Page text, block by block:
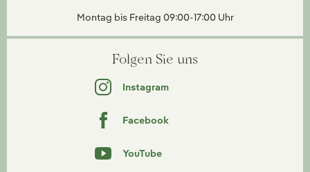
Montag bis Freitag 09:00-17:00 Uhr
Folgen Sie uns
Instagram
Facebook
YouTube